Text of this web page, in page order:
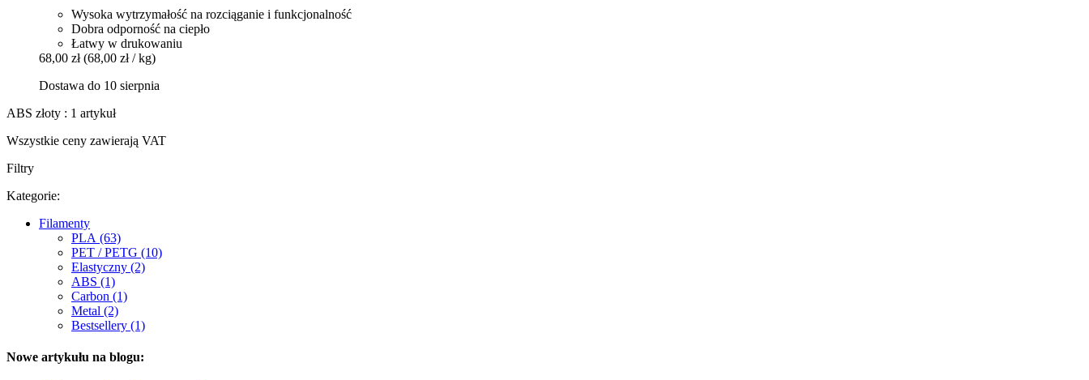
Wysoka wytrzymałość na rozciąganie i funkcjonalność
Dobra odporność na ciepło
Łatwy w drukowaniu
68,00 zł (68,00 zł / kg)
Dostawa do 10 sierpnia
ABS złoty : 1 artykuł
Wszystkie ceny zawierają VAT
Filtry
Kategorie:
Filamenty
PLA (63)
PET / PETG (10)
Elastyczny (2)
ABS (1)
Carbon (1)
Metal (2)
Bestsellery (1)
Nowe artykułu na blogu: